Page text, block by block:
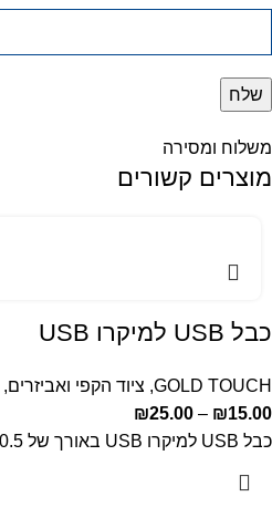
משלוח ומסירה
מוצרים קשורים
כבל USB למיקרו USB
GOLD TOUCH
, ציוד הקפי ואביזרים,
₪15.00
–
₪25.00
כבל USB למיקרו USB באורך של 0.5 עד 1.8 מטר